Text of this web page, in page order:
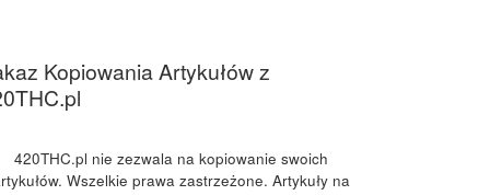
Kopiowania Artykułów z
420THC.pl nie zezwala na kopiowanie swoich
Wszelkie prawa zastrzeżone. Artykuły na